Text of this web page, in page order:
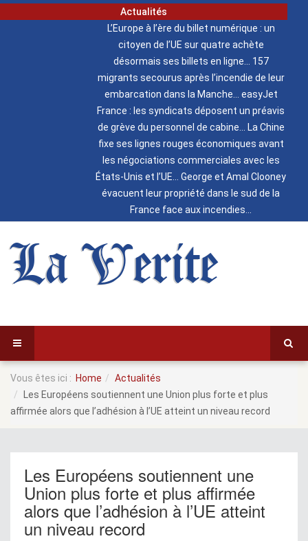
Actualités
L’Europe à l’ère du billet numérique : un
citoyen de l’UE sur quatre achète
désormais ses billets en ligne
157
migrants secourus après l’incendie de leur
embarcation dans la Manche
easyJet
France : les syndicats déposent un préavis
de grève du personnel de cabine
La Chine
fixe ses lignes rouges économiques avant
les négociations commerciales avec les
États-Unis et l’UE
George et Amal Clooney
évacuent leur propriété dans le sud de la
France face aux incendies
La Verite
Vous êtes ici : Home
Actualités
Les Européens soutiennent une Union plus forte et plus
affirmée alors que l’adhésion à l’UE atteint un niveau record
Les Européens soutiennent une
Union plus forte et plus affirmée
alors que l’adhésion à l’UE atteint
un niveau record